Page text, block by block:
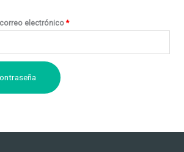
electrónico *Obligatorio